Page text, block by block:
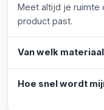
Meet altijd je ruimte
product past.
Van welk
Hoe snel wordt